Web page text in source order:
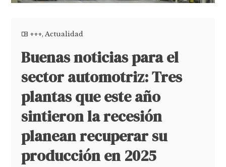
+++,Actualidad
Buenas noticias para el
sector automotriz: Tres
plantas que este año
sintieron la recesión
planean recuperar su
producción en 2025